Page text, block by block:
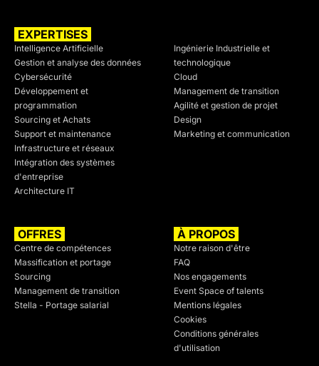
EXPERTISES
Intelligence Artificielle
Gestion et analyse des données
Cybersécurité
Développement et
programmation
Sourcing et Achats
Support et maintenance
Infrastructure et réseaux
Intégration des systèmes
d'entreprise
Architecture IT
Ingénierie Industrielle et
technologique
Cloud
Management de transition
Agilité et gestion de projet
Design
Marketing et communication
OFFRES
Centre de compétences
Massification et portage
Sourcing
Management de transition
Stella - Portage salarial
À PROPOS
Notre raison d'être
FAQ
Nos engagements
Event Space of talents
Mentions légales
Cookies
Conditions générales
d'utilisation